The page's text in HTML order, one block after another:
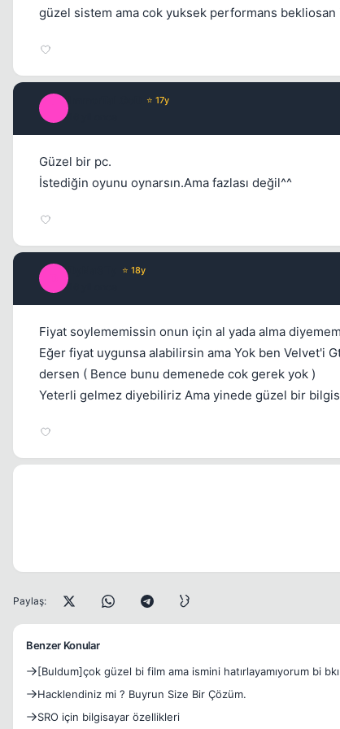
güzel sistem ama cok yuksek performans
⭐ 17y
Güzel bir pc.
İstediğin oyunu oynarsın.Ama fazlası değil^^
⭐ 18y
Fiyat soylememissin onun için al yada alma
Eğer fiyat uygunsa alabilirsin ama Yok ben Velvet'i
dersen ( Bence bunu demenede cok gerek yok )
Yeterli gelmez diyebiliriz Ama yinede güzel bir
Paylaş:
Benzer Konular
[Buldum]çok güzel bi film ama ismini hatırlayamıyorum bi bkı
Hacklendiniz mi ? Buyrun Size Bir Çözüm.
SRO için bilgisayar özellikleri